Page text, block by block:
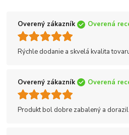
Overený zákazník Overená
Rýchle dodanie a skvelá kvalita
Overený zákazník Overená
Produkt bol dobre zabalený a